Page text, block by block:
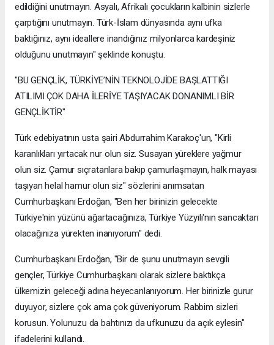
edildiğini unutmayın. Asyalı, Afrikalı çocukların kalbinin sizlerle
çarptığını unutmayın. Türk-İslam dünyasında aynı ufka
baktığınız, aynı ideallere inandığınız milyonlarca kardeşiniz
olduğunu unutmayın" şeklinde konuştu.
"BU GENÇLİK, TÜRKİYE’NİN TEKNOLOJİDE BAŞLATTIĞI
ATILIMI ÇOK DAHA İLERİYE TAŞIYACAK DONANIMLI BİR
GENÇLİKTİR"
Türk edebiyatının usta şairi Abdurrahim Karakoç'un, "Kirli
karanlıkları yırtacak nur olun siz. Susayan yüreklere yağmur
olun siz. Çamur sıçratanlara bakıp çamurlaşmayın, halk mayası
taşıyan helal hamur olun siz" sözlerini anımsatan
Cumhurbaşkanı Erdoğan, "Ben her birinizin gelecekte
Türkiye'nin yüzünü ağartacağınıza, Türkiye Yüzyılı'nın sancaktarı
olacağınıza yürekten inanıyorum" dedi.
Cumhurbaşkanı Erdoğan, "Bir de şunu unutmayın sevgili
gençler, Türkiye Cumhurbaşkanı olarak sizlere baktıkça
ülkemizin geleceği adına heyecanlanıyorum. Her birinizle gurur
duyuyor, sizlere çok ama çok güveniyorum. Rabbim sizleri
korusun. Yolunuzu da bahtınızı da ufkunuzu da açık eylesin"
ifadelerini kullandı.